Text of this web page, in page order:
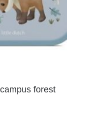
forest